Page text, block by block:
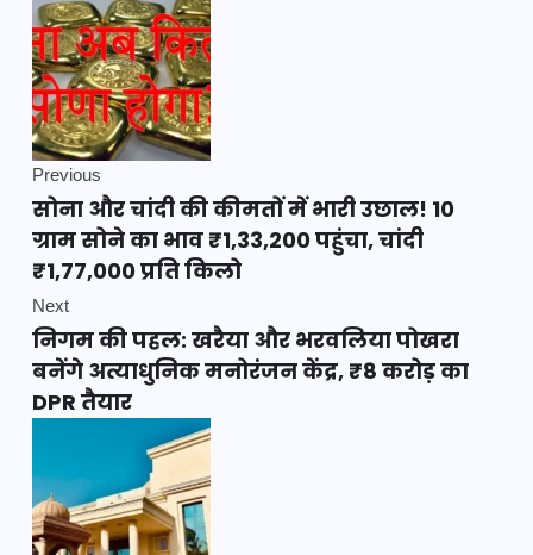
Previous
सोना और चांदी की कीमतों में भारी उछाल! 10
ग्राम सोने का भाव ₹1,33,200 पहुंचा, चांदी
₹1,77,000 प्रति किलो
Next
निगम की पहल: खरैया और भरवलिया पोखरा
बनेंगे अत्याधुनिक मनोरंजन केंद्र, ₹8 करोड़ का
DPR तैयार